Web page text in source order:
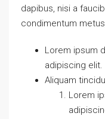
dapibus, nisi a
condimentum
Lorem ipsum
adipiscing elit.
Aliquam
Lorem